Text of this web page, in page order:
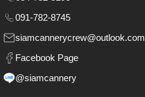
091-782-8745
siamcannerycrew@outlook.com
Facebook Page
@siamcannery